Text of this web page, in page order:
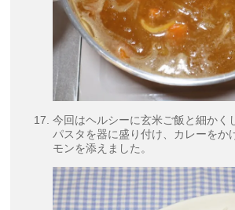
今回はヘルシーに玄米ご飯と細かく
パスタを器に盛り付け、カレーをか
モンを添えました。